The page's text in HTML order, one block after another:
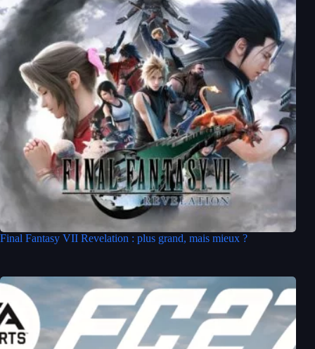
Final Fantasy VII Revelation : plus grand, mais mieux ?